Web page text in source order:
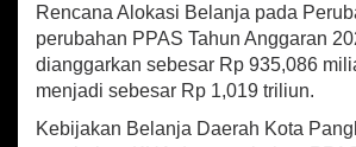
Rencana Alokasi Belanja pada
perubahan PPAS Tahun Anggaran
dianggarkan sebesar Rp 935,086
menjadi sebesar Rp 1,019 triliun.
Kebijakan Belanja Daerah Kota